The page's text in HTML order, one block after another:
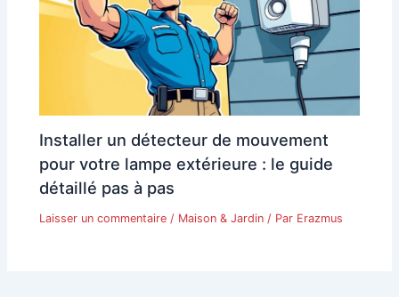
Installer un détecteur de mouvement
pour votre lampe extérieure : le guide
détaillé pas à pas
Laisser un commentaire / Maison & Jardin / Par Erazmus